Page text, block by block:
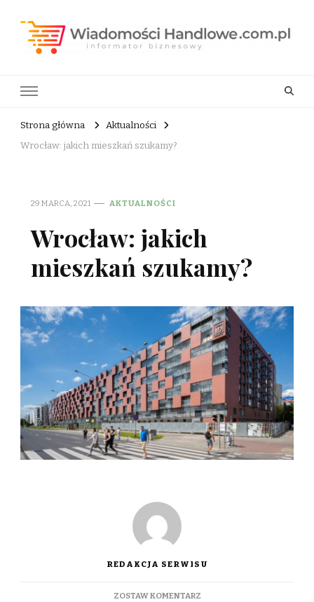
Strona główna
Aktualności
Wrocław: jakich mieszkań szukamy?
29 MARCA, 2021 AKTUALNOŚCI
Wrocław: jakich
mieszkań szukamy?
REDAKCJA SERWISU
ZOSTAW KOMENTARZDO